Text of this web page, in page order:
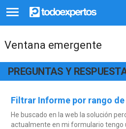
Ventana emergente
PREGUNTAS Y
Filtrar Informe por rango
He buscado en la web la solución
actualmente en mi formulario tengo